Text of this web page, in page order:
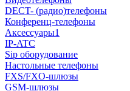
DECT- (радио)телефоны
Конференц-телефоны
Аксессуары1
IP-ATC
Sip оборудование
Настольные телефоны
FXS/FXO-шлюзы
GSM-шлюзы